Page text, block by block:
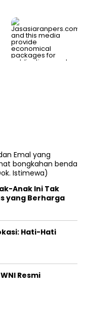
Anak Ini Tak
yang Berharga
Hati-Hati
Resmi